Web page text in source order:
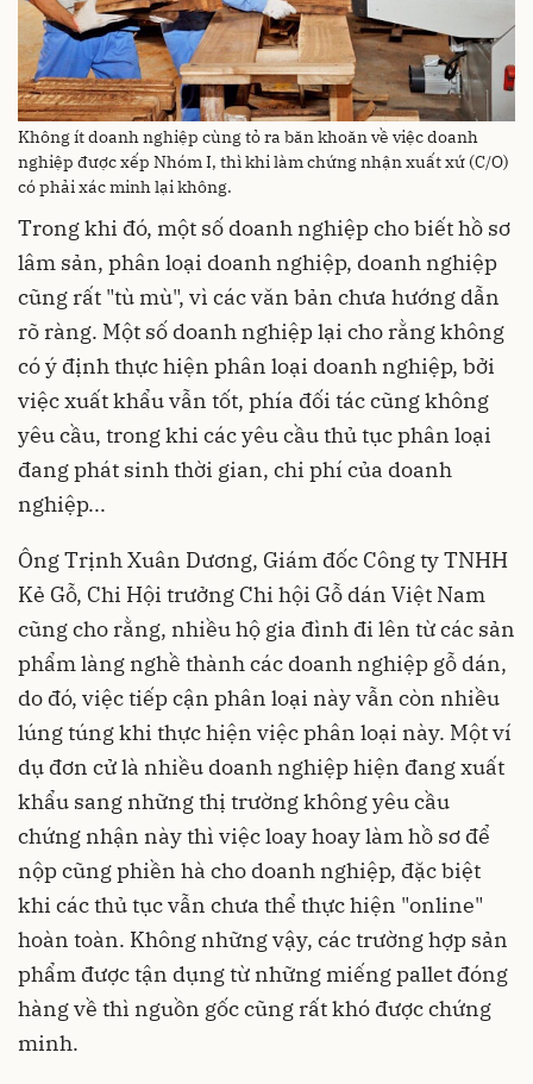
Không ít doanh nghiệp cùng tỏ ra băn khoăn về việc doanh
nghiệp được xếp Nhóm I, thì khi làm chứng nhận xuất xứ (C/O)
có phải xác minh lại không.
Trong khi đó, một số doanh nghiệp cho biết hồ sơ
lâm sản, phân loại doanh nghiệp, doanh nghiệp
cũng rất "tù mù", vì các văn bản chưa hướng dẫn
rõ ràng. Một số doanh nghiệp lại cho rằng không
có ý định thực hiện phân loại doanh nghiệp, bởi
việc xuất khẩu vẫn tốt, phía đối tác cũng không
yêu cầu, trong khi các yêu cầu thủ tục phân loại
đang phát sinh thời gian, chi phí của doanh
nghiệp...
Ông Trịnh Xuân Dương, Giám đốc Công ty TNHH
Kẻ Gỗ, Chi Hội trưởng Chi hội Gỗ dán Việt Nam
cũng cho rằng, nhiều hộ gia đình đi lên từ các sản
phẩm làng nghề thành các doanh nghiệp gỗ dán,
do đó, việc tiếp cận phân loại này vẫn còn nhiều
lúng túng khi thực hiện việc phân loại này. Một ví
dụ đơn cử là nhiều doanh nghiệp hiện đang xuất
khẩu sang những thị trường không yêu cầu
chứng nhận này thì việc loay hoay làm hồ sơ để
nộp cũng phiền hà cho doanh nghiệp, đặc biệt
khi các thủ tục vẫn chưa thể thực hiện "online"
hoàn toàn. Không những vậy, các trường hợp sản
phẩm được tận dụng từ những miếng pallet đóng
hàng về thì nguồn gốc cũng rất khó được chứng
minh.